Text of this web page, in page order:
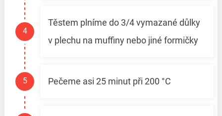
Těstem plníme do 3/4 vymazané důlky
v plechu na muffiny nebo jiné formičky
Pečeme asi 25 minut při 200 °C